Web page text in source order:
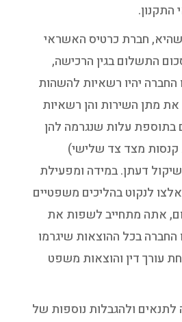
התקנון.
שהיא, חברת כרטיס האשראי
התשלום בגין הרכישה,
יהיו רשאיות להשהות
מתן השירות והן רשאיות
עלות שנגרמה להן
קנסות מצד צד שלישי)
דעתן. במידה ומפעילת
לנקוט בהליכים משפטיים
אתה מתחייב לשפות את
בכל ההוצאות שיגרמו
עורך דין והוצאות משפט
לתנאים ולהגבלות נוספות של